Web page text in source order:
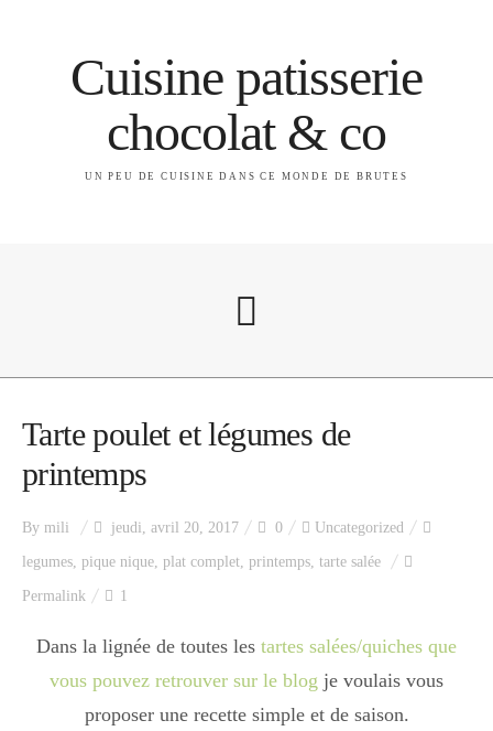
Cuisine patisserie
chocolat & co
UN PEU DE CUISINE DANS CE MONDE DE BRUTES
A propos
Catégories
Apéro
Tarte poulet et légumes de
printemps
By mili jeudi, avril 20, 2017 0 Uncategorized
legumes, pique nique, plat complet, printemps, tarte salée
Permalink 1
Dans la lignée de toutes les tartes salées/quiches que
vous pouvez retrouver sur le blog je voulais vous
proposer une recette simple et de saison.